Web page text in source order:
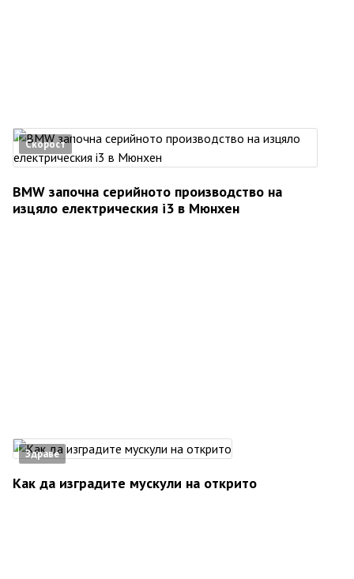
Скорост
BMW започна серийното производство на
изцяло електрическия i3 в Мюнхен
Здраве
Как да изградите мускули на открито